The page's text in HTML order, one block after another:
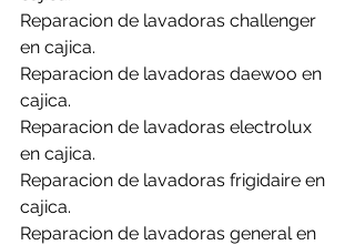
Reparacion de lavadoras challenger
en cajica.
Reparacion de lavadoras daewoo en
cajica.
Reparacion de lavadoras electrolux
en cajica.
Reparacion de lavadoras frigidaire en
cajica.
Reparacion de lavadoras general en